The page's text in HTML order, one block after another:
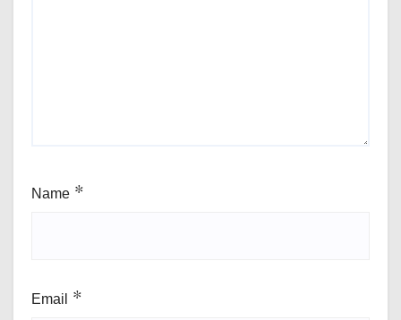
Name *
Email *